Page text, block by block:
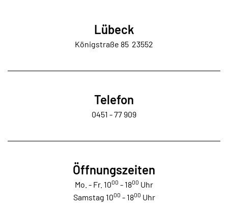
Lübeck
Königstraße 85 23552
Telefon
0451 - 77 909
Öffnungszeiten
Mo. - Fr. 1000 - 1800 Uhr
Samstag 1000 - 1800 Uhr